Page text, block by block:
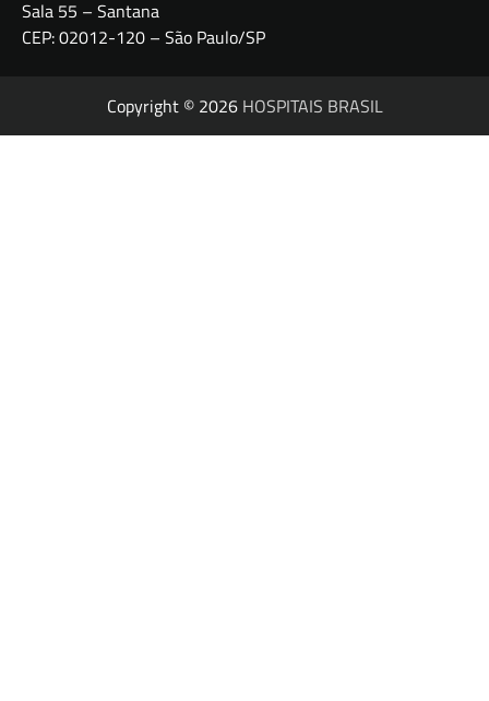
Sala 55 – Santana
CEP: 02012-120 – São Paulo/SP
Copyright © 2026 HOSPITAIS BRASIL